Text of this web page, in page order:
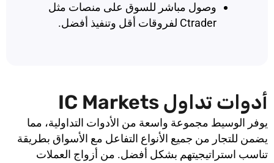
وصول مباشر للسوق على منصات مثل
Ctrader لفروقات أقل وتنفيذ أفضل.
أدوات تداول IC Markets
يوفر الوسيط مجموعة واسعة من الأدوات التداولية، مما
يضمن للتجار من جميع الأنواع التفاعل مع الأسواق بطريقة
تناسب استراتيجيتهم بشكل أفضل. من أزواج العملات